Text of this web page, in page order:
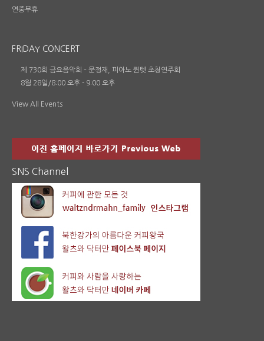
연중무휴
FRIDAY CONCERT
제 730회 금요음악회 – 문정재, 피아노 퀸텟 초청연주회
8월 28일/8:00 오후 - 9:00 오후
View All Events
SNS Channel